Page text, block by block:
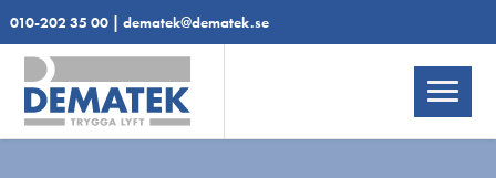
010-202 35 00 | dematek@dematek.se